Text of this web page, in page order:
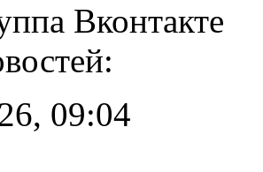
Вконтакте
09:04